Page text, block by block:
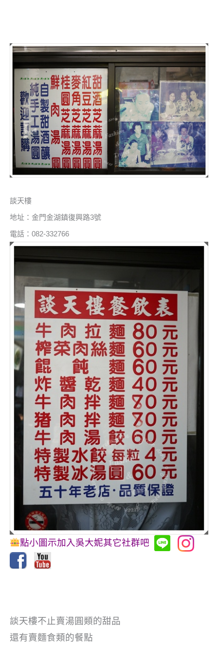
談天樓
地址：金門金湖鎮復興路3號
電話：082-332766
點小圖示加入吳大妮其它社群吧
談天樓不止賣湯圓類的甜品
還有賣麵食類的餐點